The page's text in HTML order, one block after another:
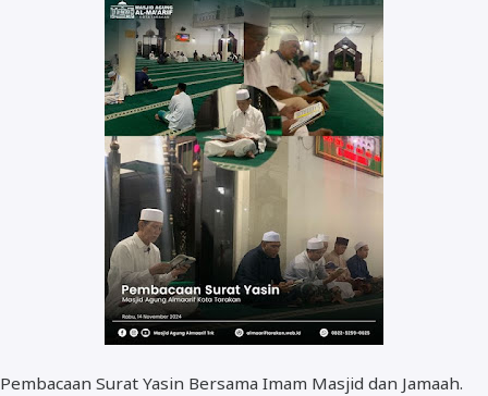
Pembacaan Surat Yasin Bersama Imam Masjid dan Jamaah.